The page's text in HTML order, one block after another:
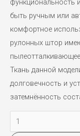
функциональность
быть ручным или
комфортное
рулонных штор
Ткань данной
долговечность и
затемнённость
Количество
товара